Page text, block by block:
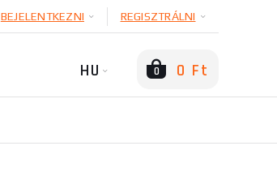
BEJELENTKEZNI REGISZTRÁLNI
HU 0 0 Ft